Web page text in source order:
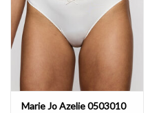
Marie Jo Azelie 0503010